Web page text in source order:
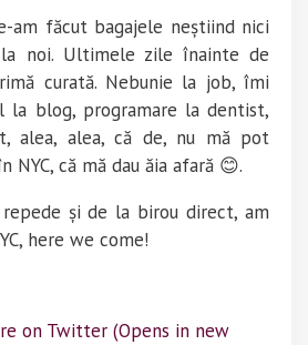
am făcut bagajele neștiind nici
noi. Ultimele zile înainte de
curată. Nebunie la job, îmi
la blog, programare la dentist,
alea, alea, că de, nu mă pot
NYC, că mă dau ăia afară 😊.
și de la birou direct, am
here we come!
on Twitter (Opens in new